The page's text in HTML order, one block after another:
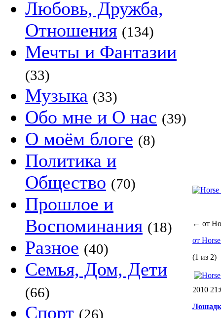
Любовь, Дружба,
Отношения (134)
Мечты и Фантазии
(33)
Музыка (33)
Обо мне и О нас (39)
О моём блоге (8)
Политика и
Общество (70)
Прошлое и
Воспоминания (18)
Разное (40)
Семья, Дом, Дети
(66)
Спорт (26)
← от
от
(1 из 2)
2010